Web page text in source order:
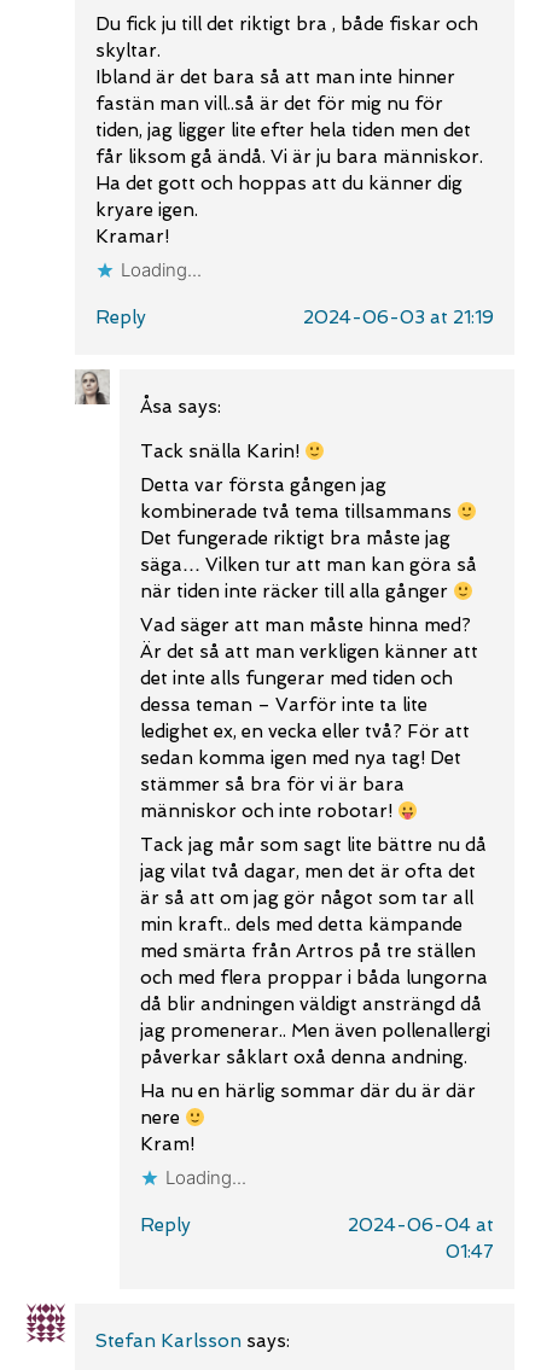
Du fick ju till det riktigt bra , både fiskar och
skyltar.
Ibland är det bara så att man inte hinner
fastän man vill..så är det för mig nu för
tiden, jag ligger lite efter hela tiden men det
får liksom gå ändå. Vi är ju bara människor.
Ha det gott och hoppas att du känner dig
kryare igen.
Kramar!
Loading...
Reply 2024-06-03 at 21:19
Åsa says:
Tack snälla Karin!
Detta var första gången jag
kombinerade två tema tillsammans
Det fungerade riktigt bra måste jag
säga… Vilken tur att man kan göra så
när tiden inte räcker till alla gånger
Vad säger att man måste hinna med?
Är det så att man verkligen känner att
det inte alls fungerar med tiden och
dessa teman – Varför inte ta lite
ledighet ex, en vecka eller två? För att
sedan komma igen med nya tag! Det
stämmer så bra för vi är bara
människor och inte robotar!
Tack jag mår som sagt lite bättre nu då
jag vilat två dagar, men det är ofta det
är så att om jag gör något som tar all
min kraft.. dels med detta kämpande
med smärta från Artros på tre ställen
och med flera proppar i båda lungorna
då blir andningen väldigt ansträngd då
jag promenerar.. Men även pollenallergi
påverkar såklart oxå denna andning.
Ha nu en härlig sommar där du är där
nere
Kram!
Loading...
Reply
2024-06-04 at
01:47
Stefan Karlsson says: